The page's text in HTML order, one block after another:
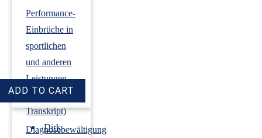
Performance-
Einbrüche in
sportlichen
und anderen
Leistungen
(Audio +
Transkript)
›Dirk
Diagnosebewältigung